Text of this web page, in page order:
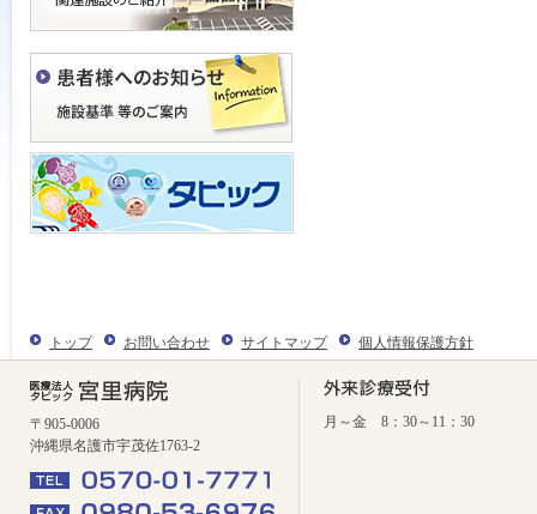
トップ お問い合わせ サイトマップ 個人情報保護方針
〒905-0006
沖縄県名護市宇茂佐1763-2
月～金 8：30～11：30